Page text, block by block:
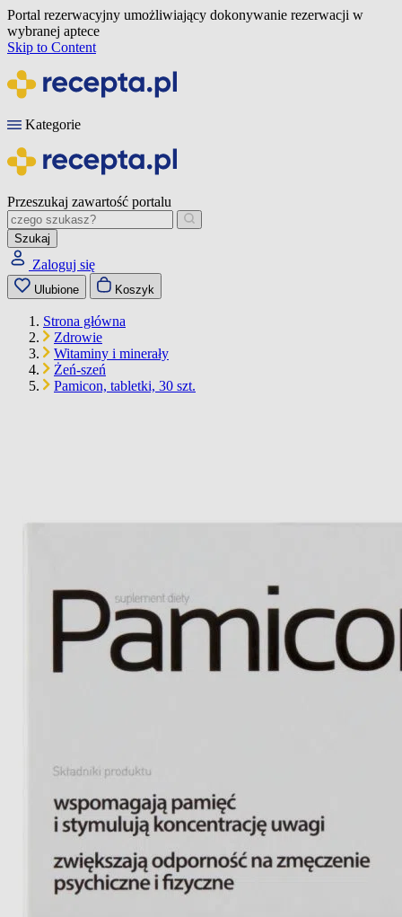
Portal rezerwacyjny umożliwiający dokonywanie rezerwacji w
wybranej aptece
Skip to Content
Kategorie
Przeszukaj zawartość portalu
Szukaj
Zaloguj się
Ulubione Koszyk
Strona główna
Zdrowie
Witaminy i minerały
Żeń-szeń
Pamicon, tabletki, 30 szt.